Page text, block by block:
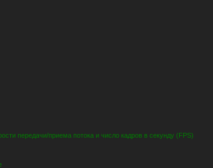
передачи/приема потока и число кадров в секунду (FPS)